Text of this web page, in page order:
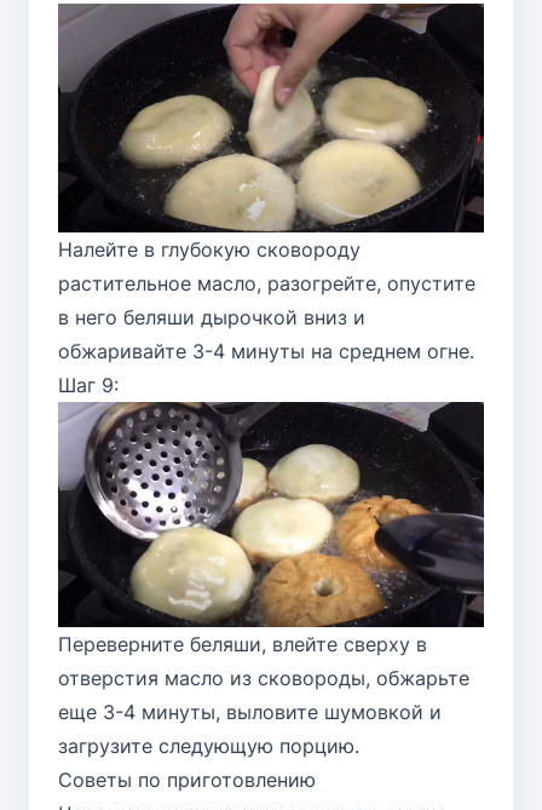
Налейте в глубокую сковороду
растительное масло, разогрейте, опустите
в него беляши дырочкой вниз и
обжаривайте 3-4 минуты на среднем огне.
Шаг 9:
Переверните беляши, влейте сверху в
отверстия масло из сковороды, обжарьте
еще 3-4 минуты, выловите шумовкой и
загрузите следующую порцию.
Советы по приготовлению